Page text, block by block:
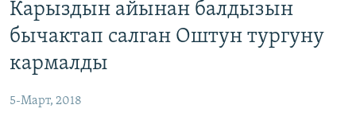
салыңызКЫРГЫЗСТАН
МАДАНИЯТ
ДҮЙНӨ
ТВ ПРОГРАММАЛАР
Карыздын айынан балдызын
бычактап салган Оштун тургуну
кармалды
5-Март, 2018